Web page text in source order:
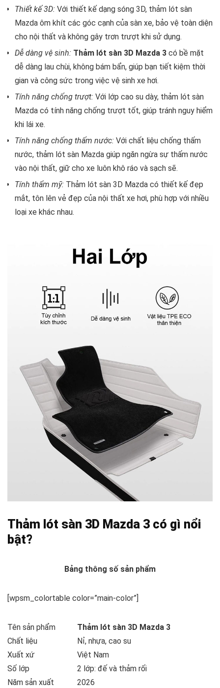
Thiết kế 3D: Với thiết kế dạng sóng 3D, thảm lót sàn
Mazda ôm khít các góc cạnh của sàn xe, bảo vệ toàn diện
cho nội thất và không gây trơn trượt khi sử dụng.
Dễ dàng vệ sinh: Thảm lót sàn 3D Mazda 3 có bề mặt
dễ dàng lau chùi, không bám bẩn, giúp bạn tiết kiệm thời
gian và công sức trong việc vệ sinh xe hơi.
Tính năng chống trượt: Với lớp cao su dày, thảm lót sàn
Mazda có tính năng chống trượt tốt, giúp tránh nguy hiểm
khi lái xe.
Tính năng chống thấm nước: Với chất liệu chống thấm
nước, thảm lót sàn Mazda giúp ngăn ngừa sự thấm nước
vào nội thất, giữ cho xe luôn khô ráo và sạch sẽ.
Tính thẩm mỹ: Thảm lót sàn 3D Mazda có thiết kế đẹp
mắt, tôn lên vẻ đẹp của nội thất xe hơi, phù hợp với nhiều
loại xe khác nhau.
Thảm lót sàn 3D Mazda 3 có gì nổi
bật?
Bảng thông số sản phẩm
[wpsm_colortable color=”main-color”]
Tên sản phẩm Thảm lót sàn 3D Mazda 3
Chất liệu
Nỉ, nhựa, cao su
Xuất xứ
Việt Nam
Số lớp
2 lớp: đế và thảm rối
Năm sản xuất
2026